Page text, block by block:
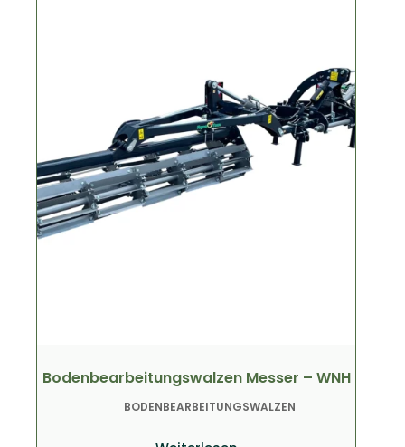
Bodenbearbeitungswalzen Messer – WNH
BODENBEARBEITUNGSWALZEN